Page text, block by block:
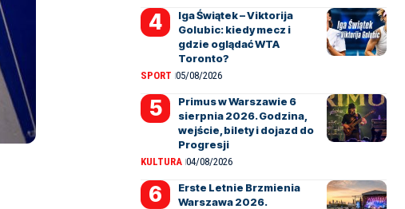
Iga Świątek – Viktorija
Golubic: kiedy mecz i
gdzie oglądać WTA
Toronto?
SPORT 05/08/2026
Primus w Warszawie 6
sierpnia 2026. Godzina,
wejście, bilety i dojazd do
Progresji
KULTURA 04/08/2026
Erste Letnie Brzmienia
Warszawa 2026.